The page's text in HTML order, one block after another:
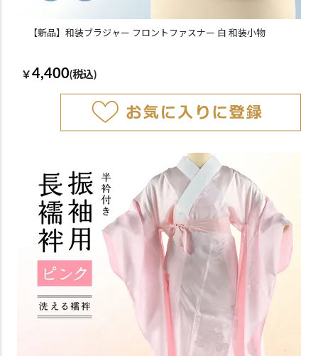
【新品】和装ブラジャー フロントファスナー 白 和装小物
￥ 4,400(税込)